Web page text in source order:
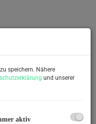
speichern. Nähere
und unserer
aktiv